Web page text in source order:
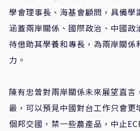
學會理事長、海基會顧問，具備學
涵蓋兩岸關係、國際政治、中國政
待借助其學養和專長，為兩岸關係
力。
陳有忠曾對兩岸關係未來展望直言
最，可以預見中國對台工作只會更
個邦交國，禁一些農產品，中止